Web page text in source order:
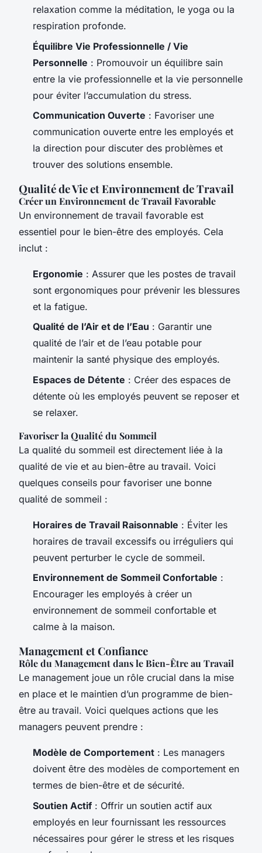
relaxation comme la méditation, le yoga ou la
respiration profonde.
Équilibre Vie Professionnelle / Vie
Personnelle : Promouvoir un équilibre sain
entre la vie professionnelle et la vie personnelle
pour éviter l’accumulation du stress.
Communication Ouverte : Favoriser une
communication ouverte entre les employés et
la direction pour discuter des problèmes et
trouver des solutions ensemble.
Qualité de Vie et Environnement de Travail
Créer un Environnement de Travail Favorable
Un environnement de travail favorable est
essentiel pour le bien-être des employés. Cela
inclut :
Ergonomie : Assurer que les postes de travail
sont ergonomiques pour prévenir les blessures
et la fatigue.
Qualité de l’Air et de l’Eau : Garantir une
qualité de l’air et de l’eau potable pour
maintenir la santé physique des employés.
Espaces de Détente : Créer des espaces de
détente où les employés peuvent se reposer et
se relaxer.
Favoriser la Qualité du Sommeil
La qualité du sommeil est directement liée à la
qualité de vie et au bien-être au travail. Voici
quelques conseils pour favoriser une bonne
qualité de sommeil :
Horaires de Travail Raisonnable : Éviter les
horaires de travail excessifs ou irréguliers qui
peuvent perturber le cycle de sommeil.
Environnement de Sommeil Confortable :
Encourager les employés à créer un
environnement de sommeil confortable et
calme à la maison.
Management et Confiance
Rôle du Management dans le Bien-Être au Travail
Le management joue un rôle crucial dans la mise
en place et le maintien d’un programme de bien-
être au travail. Voici quelques actions que les
managers peuvent prendre :
Modèle de Comportement : Les managers
doivent être des modèles de comportement en
termes de bien-être et de sécurité.
Soutien Actif : Offrir un soutien actif aux
employés en leur fournissant les ressources
nécessaires pour gérer le stress et les risques